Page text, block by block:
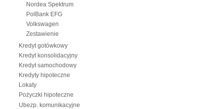
Nordea Spektrum
PolBank EFG
Volkswagen
Zestawienie
Kredyt gotówkowy
Kredyt konsolidacyjny
Kredyt samochodowy
Kredyty hipoteczne
Lokaty
Pożyczki hipoteczne
Ubezp. komunikacyjne